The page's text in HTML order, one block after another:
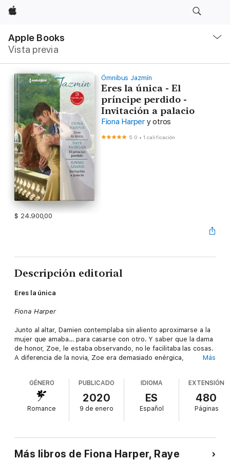
Apple
Apple Books
Vista previa
local
Abrir
Ómnibus Jazmín
Eres la única - El
príncipe perdido -
Invitación a palacio
Fiona Harper y otros
5.0 •1 calificación
$ 24.900,00
Descripción editorial
Eres la única
Fiona Harper
Junto al altar, Damien contemplaba sin aliento aproximarse a la
mujer que amaba… para casarse con otro. Y saber que la dama
de honor, Zoe, le estaba observando, no le facilitaba las cosas.
A diferencia de la novia, Zoe era demasiado enérgica,
ambos amenazó con derrumbar la imagen que cada uno se
había formado del otro.
El príncipe perdido
Max Arragen, piloto de guerra, debía recuperar su condición
Más
GÉNERO
Romance
PUBLICADO
2020
9 de enero
IDIOMA
ES
Español
EXTENSIÓN
480
Páginas
Más libros de Fiona Harper, Raye